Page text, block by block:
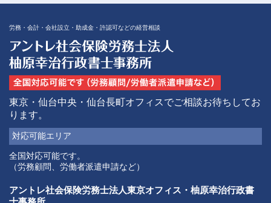
労務・会計・会社設立・助成金・許認可などの経営相談
東京・仙台中央・仙台長町オフィスでご相談お待ちしてお
ります。
対応可能エリア
全国対応可能です。
（労務顧問、労働者派遣申請など）
アントレ社会保険労務士法人東京オフィス・柚原幸治行政書